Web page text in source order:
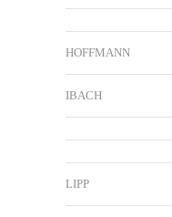
HOFFMANN
IBACH
LIPP